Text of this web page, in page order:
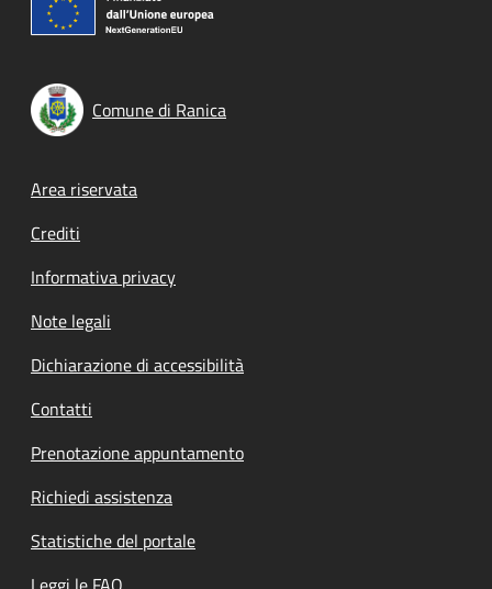
Comune di Ranica
Footer menu
Area riservata
Crediti
Informativa privacy
Note legali
Dichiarazione di accessibilità
Contatti
Prenotazione appuntamento
Richiedi assistenza
Statistiche del portale